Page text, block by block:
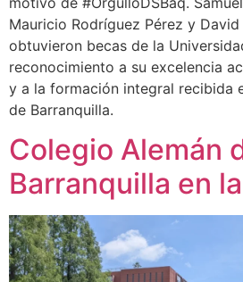
Mauricio Rodríguez Pérez y
obtuvieron becas de la
reconocimiento a su excelencia
y a la formación integral recibida
de Barranquilla.
Colegio Alemán
Barranquilla en